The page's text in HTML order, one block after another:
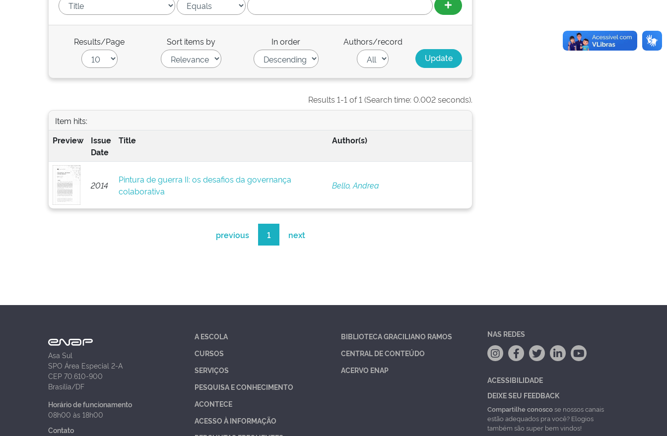
Results/Page Sort items by In order Authors/record
Results 1-1 of 1 (Search time: 0.002 seconds).
Item hits:
Preview
Issue
Date
Title Author(s)
2014
Pintura de guerra II: os desafios da governança
colaborativa
Bello, Andrea
previous 1 next
Asa Sul
SPO Área Especial 2-A
CEP 70.610-900
Brasília/DF
Horário de funcionamento
08h00 às 18h00
Contato
A ESCOLA
CURSOS
SERVIÇOS
PESQUISA E CONHECIMENTO
ACONTECE
ACESSO À INFORMAÇÃO
BIBLIOTECA GRACILIANO RAMOS
CENTRAL DE CONTEÚDO
ACERVO ENAP
NAS REDES
ACESSIBILIDADE
DEIXE SEU FEEDBACK
Compartilhe conoscose nossos canais
estão adequados pra você? Elogios
também são super bem vindos!